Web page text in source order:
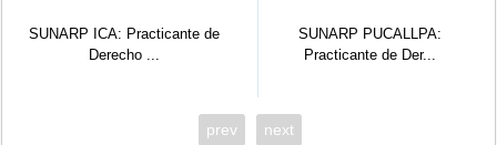
SUNARP PUCALLPA:
Practicante de Der...
SUNARP HUANCAYO:
Practicante Área D...
prev next